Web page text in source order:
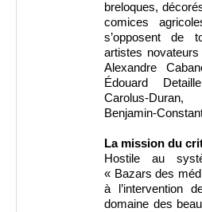
breloques,
comices
s’opposent de
artistes
Alexandre
Édouard
Carolus-
Benjamin-
La mission du
Hostile au
« Bazars des
à l’intervention
domaine des